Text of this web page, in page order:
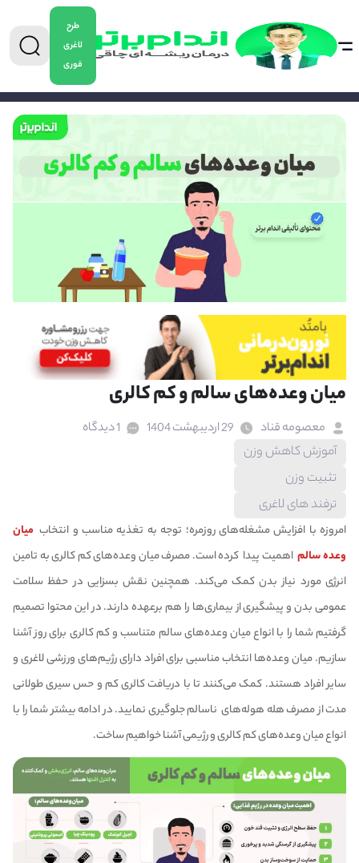
طرح
لاغری
فوری
0904-5478882
میان وعده‌های سالم و کم کالری
معصومه قناد
آموزش کاهش وزن
تثبیت وزن
ترفند های لاغری
امروزه با افزایش مشغله‌های روزمره؛ توجه به تغذیه مناسب و انتخاب میان
وعده سالم اهمیت پیدا کرده است. مصرف میان وعده‌های کم کالری به تامین
انرژی مورد نیاز بدن کمک می‌کند. همچنین نقش بسزایی در حفظ سلامت
عمومی بدن و پیشگیری از بیماری‌ها را هم برعهده دارند. در این محتوا تصمیم
گرفتیم شما را با انواع میان وعده‌های سالم متناسب و کم کالری برای روز آشنا
سازیم. میان وعده‌ها انتخاب مناسبی برای افراد دارای رژیم‌های ورزشی لاغری و
سایر افراد هستند. کمک می‌کنند تا با دریافت کالری کم و حس سیری طولانی
مدت از مصرف هله هوله‌های ناسالم جلوگیری نمایید. در ادامه بیشتر شما را با
انواع میان وعده‌های کم کالری و رژیمی آشنا خواهیم ساخت.